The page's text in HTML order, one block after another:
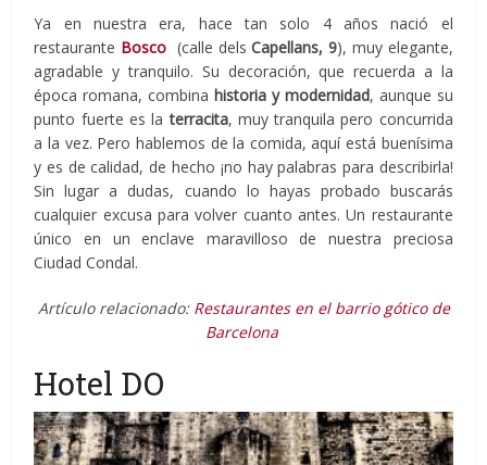
Ya en nuestra era, hace tan solo 4 años nació el
restaurante Bosco (calle delsCapellans, 9), muy elegante,
agradable y tranquilo. Su decoración, que recuerda a la
época romana, combinahistoria y modernidad, aunque su
punto fuerte es laterracita, muy tranquila pero concurrida
a la vez. Pero hablemos de la comida, aquí está buenísima
y es de calidad, de hecho ¡no hay palabras para describirla!
Sin lugar a dudas, cuando lo hayas probado buscarás
cualquier excusa para volver cuanto antes. Un restaurante
único en un enclave maravilloso de nuestra preciosa
Ciudad Condal.
Artículo relacionado: Restaurantes en el barrio gótico de
Barcelona
Hotel DO